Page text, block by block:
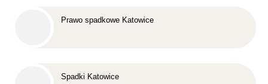
Prawo spadkowe Katowice
Spadki Katowice